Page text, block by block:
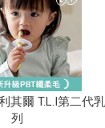
其爾 T.L.I第二代
列